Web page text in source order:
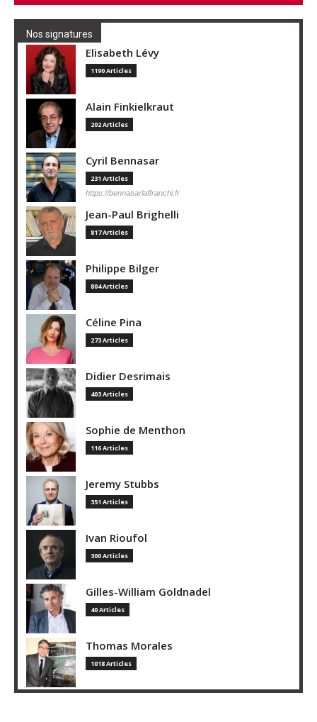
Nos signatures
Elisabeth Lévy
1190 Articles
Alain Finkielkraut
202 Articles
Cyril Bennasar
231 Articles
https://bennasarlaffranchi.fr
Jean-Paul Brighelli
817 Articles
Philippe Bilger
804 Articles
Céline Pina
273 Articles
Didier Desrimais
403 Articles
Sophie de Menthon
116 Articles
Jeremy Stubbs
351 Articles
Ivan Rioufol
300 Articles
Gilles-William Goldnadel
40 Articles
Thomas Morales
1018 Articles